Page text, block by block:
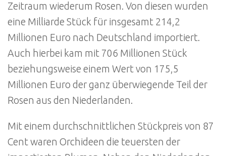
Zeitraum wiederum Rosen. Von diesen wurden
eine Milliarde Stück für insgesamt 214,2
Millionen Euro nach Deutschland importiert.
Auch hierbei kam mit 706 Millionen Stück
beziehungsweise einem Wert von 175,5
Millionen Euro der ganz überwiegende Teil der
Rosen aus den Niederlanden.
Mit einem durchschnittlichen Stückpreis von 87
Cent waren Orchideen die teuersten der